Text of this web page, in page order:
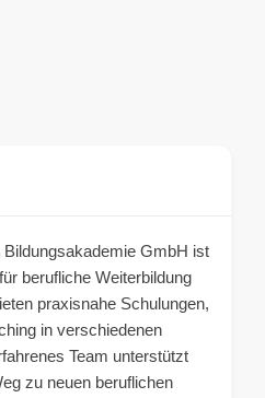
Bildungsakademie GmbH ist
berufliche Weiterbildung
praxisnahe Schulungen,
in verschiedenen
Team unterstützt
zu neuen beruflichen